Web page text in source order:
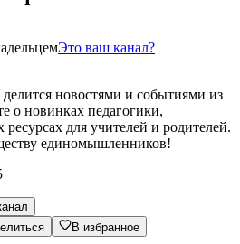
Это ваш канал?
новостями и событиями из
о новинках педагогики,
для учителей и родителей.
единомышленников!
В избранное